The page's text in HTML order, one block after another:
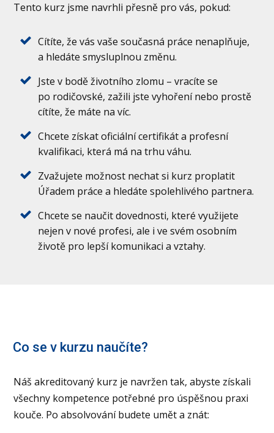
Tento kurz jsme navrhli přesně pro vás, pokud:
Cítíte, že vás vaše současná práce nenaplňuje,
a hledáte smysluplnou změnu.
Jste v bodě životního zlomu – vracíte se
po rodičovské, zažili jste vyhoření nebo prostě
cítíte, že máte na víc.
Chcete získat oficiální certifikát a profesní
kvalifikaci, která má na trhu váhu.
Zvažujete možnost nechat si kurz proplatit
Úřadem práce a hledáte spolehlivého partnera.
Chcete se naučit dovednosti, které využijete
nejen v nové profesi, ale i ve svém osobním
životě pro lepší komunikaci a vztahy.
Co se v kurzu naučíte?
Náš akreditovaný kurz je navržen tak, abyste získali
všechny kompetence potřebné pro úspěšnou praxi
kouče. Po absolvování budete umět a znát: